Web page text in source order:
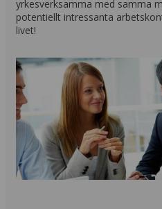
yrkesverksamma med samma
potentiellt intressanta
livet!